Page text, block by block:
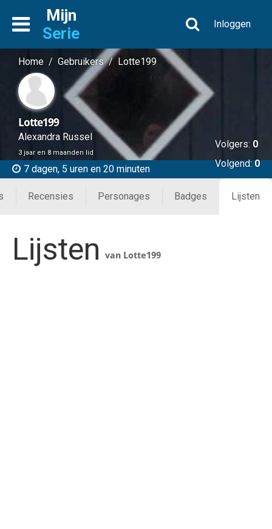
Mijn
Serie
Inloggen
Home / Gebruikers/ Lotte199
Lotte199
Alexandra Russel
3 jaar en 8 maanden lid
7 dagen, 5 uren en 20 minuten
Volgers: 0
Volgend:0
Recensies Personages Badges Lijsten
Lijsten van Lotte199